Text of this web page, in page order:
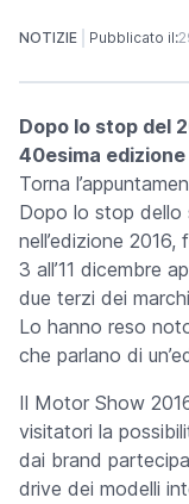
NOTIZIE Pubblicato il:
Dopo lo stop del
40esima
Torna
Dopo lo stop dello
nell’edizione
3 all’11 dicembre
due terzi dei
Lo hanno reso
che parlano di
Il Motor Show
visitatori la
dai brand
drive dei modelli